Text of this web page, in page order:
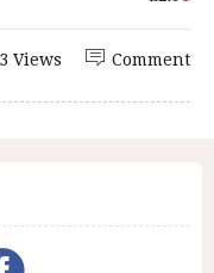
Comment
Views